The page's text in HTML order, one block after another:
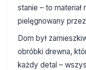
stanie – to
pielęgnowany
Dom był
obróbki drewna,
każdy detal –